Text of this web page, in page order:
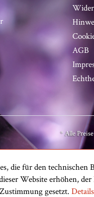
AGB
* Alle
die für den technischen
Website erhöhen,
gesetzt.